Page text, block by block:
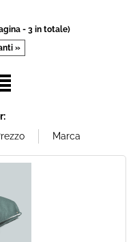
- 3 in totale)
»